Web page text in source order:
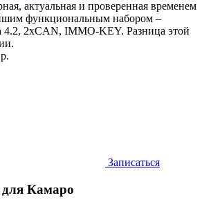
актуальная и проверенная временем
функциональным набором –
4.2, 2xCAN, IMMO-KEY. Разница этой
Записаться
Камаро